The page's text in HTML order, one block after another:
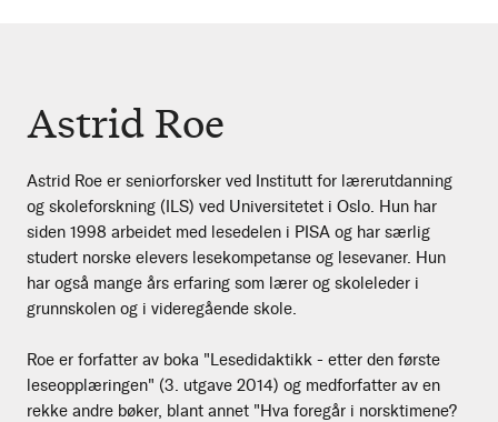
Astrid Roe
Astrid Roe er seniorforsker ved Institutt for lærerutdanning
og skoleforskning (ILS) ved Universitetet i Oslo. Hun har
siden 1998 arbeidet med lesedelen i PISA og har særlig
studert norske elevers lesekompetanse og lesevaner. Hun
har også mange års erfaring som lærer og skoleleder i
grunnskolen og i videregående skole.
Roe er forfatter av boka "Lesedidaktikk - etter den første
leseopplæringen" (3. utgave 2014) og medforfatter av en
rekke andre bøker, blant annet "Hva foregår i norsktimene?